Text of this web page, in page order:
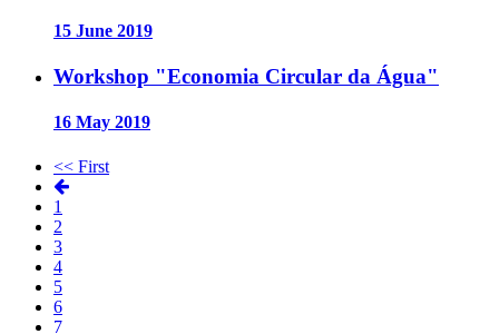
15 June 2019
Workshop "Economia Circular da Água"
16 May 2019
<< First
1
2
3
4
5
6
7